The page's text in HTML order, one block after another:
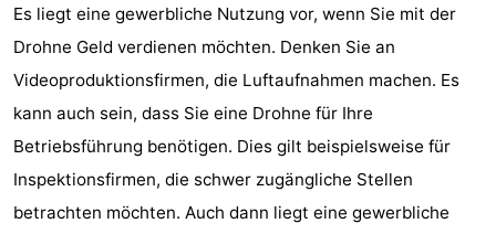
Essen
und
trinken
Veranstaltungen
Praktisch
Forum
Es liegt eine gewerbliche Nutzung vor, wenn Sie mit der
Drohne Geld verdienen möchten. Denken Sie an
Videoproduktionsfirmen, die Luftaufnahmen machen. Es
kann auch sein, dass Sie eine Drohne für Ihre
Betriebsführung benötigen. Dies gilt beispielsweise für
Inspektionsfirmen, die schwer zugängliche Stellen
betrachten möchten. Auch dann liegt eine gewerbliche